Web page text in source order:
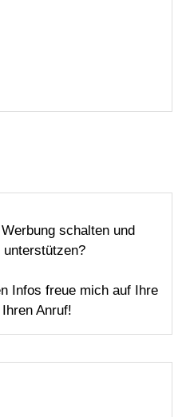
schalten und
unterstützen?
Infos freue mich auf Ihre
Anruf!